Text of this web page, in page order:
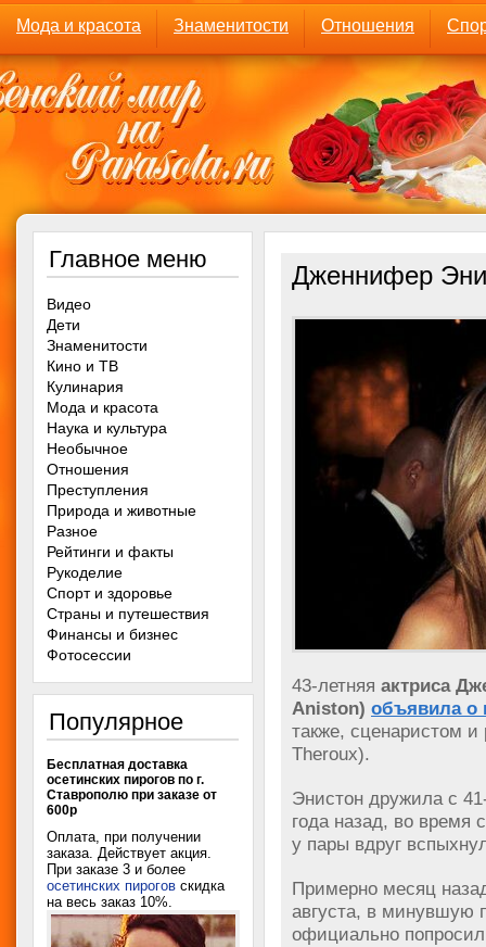
Мода и красота Знаменитости Отношения
Дженнифер
43-летняя актриса
Aniston) объявила о
также, сценаристом
Theroux).
Энистон дружила с
года назад, во время
у пары вдруг
Примерно месяц
августа, в минувшую
официально
Главное меню
Видео
Дети
Знаменитости
Кино и ТВ
Кулинария
Мода и красота
Наука и культура
Необычное
Отношения
Преступления
Природа и животные
Разное
Рейтинги и факты
Рукоделие
Спорт и здоровье
Страны и путешествия
Финансы и бизнес
Фотосессии
Популярное
Бесплатная доставка
осетинских пирогов по г.
Ставрополю при заказе от
600р
Оплата, при получении
заказа. Действует акция.
При заказе 3 и более
осетинских пирогов скидка
на весь заказ 10%.